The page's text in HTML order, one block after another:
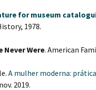
for museum
1978.
Never Were. American
A mulher moderna:
2019.